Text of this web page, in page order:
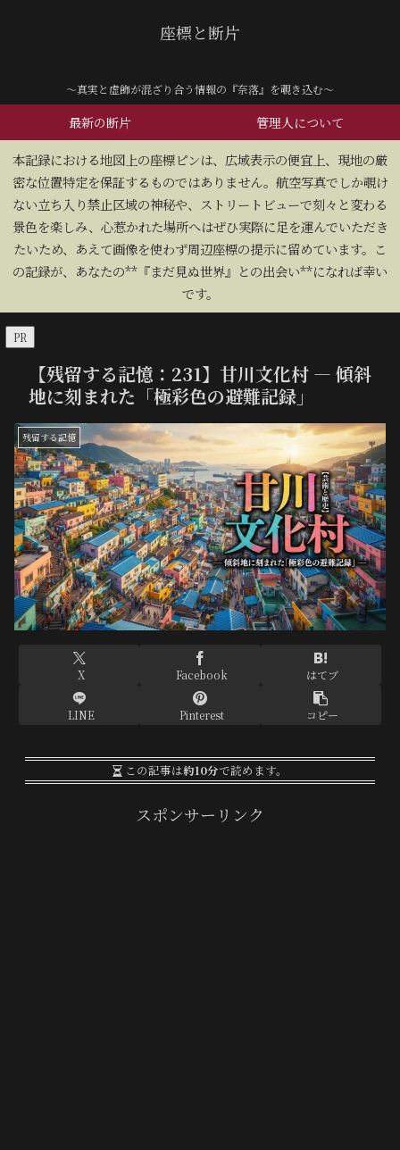
座標と断片
～真実と虚飾が混ざり合う情報の『奈落』を覗き込む～
最新の断片 管理人について
​本記録における地図上の座標ピンは、広域表示の便宜上、現地の厳
密な位置特定を保証するものではありません。航空写真でしか覗け
ない立ち入り禁止区域の神秘や、ストリートビューで刻々と変わる
景色を楽しみ、心惹かれた場所へはぜひ実際に足を運んでいただき
たいため、あえて画像を使わず周辺座標の提示に留めています。こ
の記録が、あなたの**『まだ見ぬ世界』との出会い**になれば幸い
です。
PR
【残留する記憶：231】甘川文化村 — 傾斜
地に刻まれた「極彩色の避難記録」
残留する記憶
X Facebook はてブ
LINE Pinterest コピー
この記事は約10分で読めます。
スポンサーリンク